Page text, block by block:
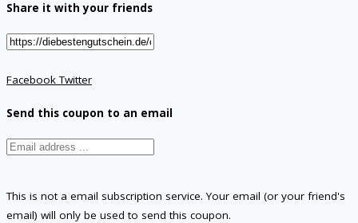
Share it with your friends
FacebookTwitter
Send this coupon to an email
This is not a email subscription service. Your email (or your friend's
email) will only be used to send this coupon.